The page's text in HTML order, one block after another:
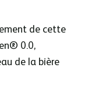
de cette
0.0,
de la bière